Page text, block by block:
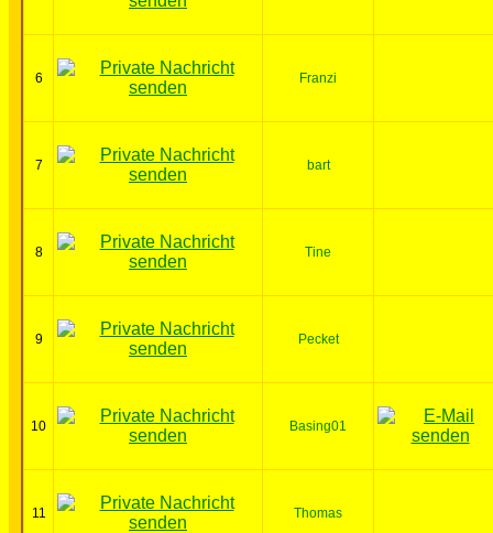
6 Franzi
7 bart
8 Tine
9 Pecket
10 Basing01
11 Thomas